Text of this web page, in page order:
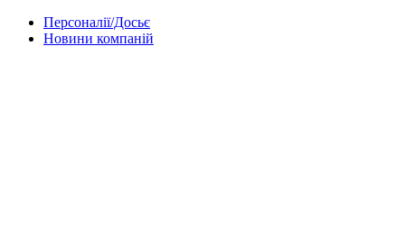
Персоналії/Досьє
Новини компаній